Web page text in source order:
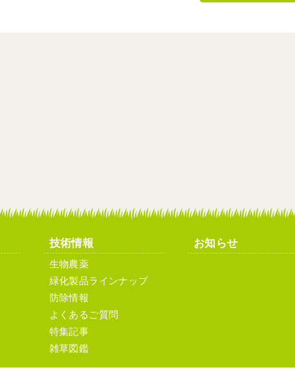
技術情報
生物農薬
緑化製品ラインナップ
防除情報
よくあるご質問
特集記事
雑草図鑑
お知らせ